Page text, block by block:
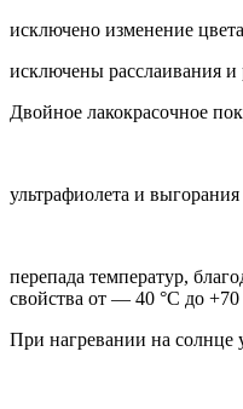
исключено изменение цвета
исключены расслаивания
Двойное лакокрасочное
ультрафиолета и выгорания
перепада температур,
свойства от — 40 °C до +70
При нагревании на солнце